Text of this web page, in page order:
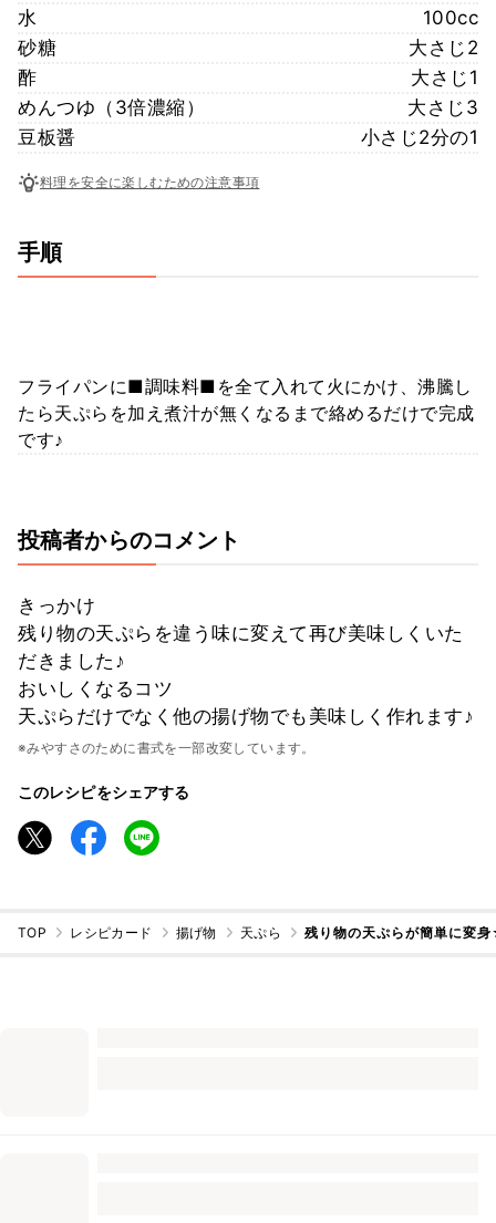
水
100cc
砂糖
大さじ2
酢
大さじ1
めんつゆ（3倍濃縮）
大さじ3
豆板醤
小さじ2分の1
料理を安全に楽しむための注意事項
手順
フライパンに■調味料■を全て入れて火にかけ、沸騰し
たら天ぷらを加え煮汁が無くなるまで絡めるだけで完成
です♪
投稿者からのコメント
きっかけ
残り物の天ぷらを違う味に変えて再び美味しくいた
だきました♪
おいしくなるコツ
天ぷらだけでなく他の揚げ物でも美味しく作れます♪
※みやすさのために書式を一部改変しています。
このレシピをシェアする
TOP レシピカード 揚げ物 天ぷら 残り物の天ぷらが簡単に変